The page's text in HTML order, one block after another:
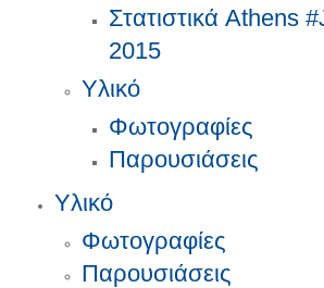
Στατιστικά Athens
2015
Υλικό
Φωτογραφίες
Παρουσιάσεις
Υλικό
Φωτογραφίες
Παρουσιάσεις